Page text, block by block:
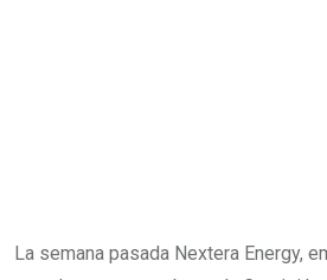
La semana pasada Nextera Energy,